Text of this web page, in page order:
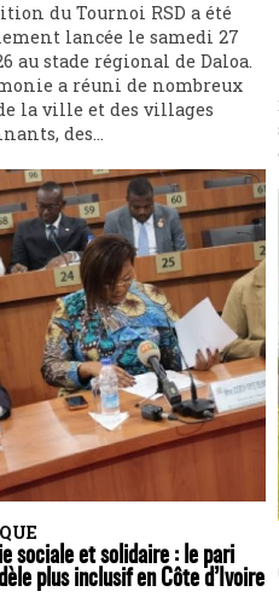
du Tournoi RSD a été
lancée le samedi 27
au stade régional de Daloa.
a réuni de nombreux
la ville et des villages
des...
sociale et solidaire : le pari
plus inclusif en Côte d’Ivoire